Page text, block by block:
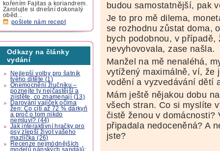
kořením Fajitas a koriandrem.
Zarolujte si dnešní dokonalý
oběd...
pošlete nám recept
Odkazy na články
vydání
Nejlepší volby pro šatník
tvého dítěte (1)
Onemocnění žlučníku –
poznejte ty nejčastější a
zjistěte, co znamenají (13)
Darování vajíček očima
žen: Co cítí až 72 % dárkyň
a proč o tom nikdo
nemluví? (44)
Jak interaktivní hračky pro
psy zlepší život vašeho
mazlíčka (26)
Recenze nejmódnějších
modelů pánských sandálů:
budou samostatnější, pak
Je to pro mě dilema,
se rozhodnu zůstat doma,
bych podobnou, v
nevyhovovala, zase
Manžel na mě nenaléhá,
vytížený maximálně, ví, že
vodění a vyzvedávání dětí
Mám ještě nějakou dobu
všech stran. Co si myslíte
čistě ženou v domácnosti?
připadala nedoceněná? A
jste?